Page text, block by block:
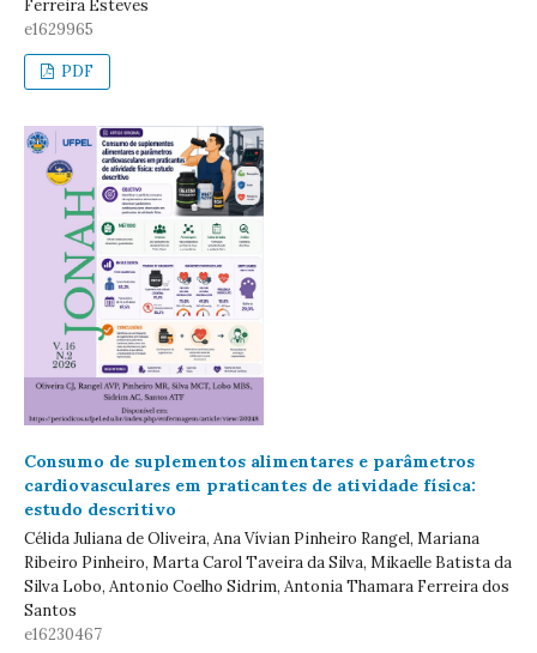
Ferreira Esteves
e1629965
PDF
Consumo de suplementos alimentares e parâmetros
cardiovasculares em praticantes de atividade física:
estudo descritivo
Célida Juliana de Oliveira, Ana Vívian Pinheiro Rangel, Mariana
Ribeiro Pinheiro, Marta Carol Taveira da Silva, Mikaelle Batista da
Silva Lobo, Antonio Coelho Sidrim, Antonia Thamara Ferreira dos
Santos
e16230467